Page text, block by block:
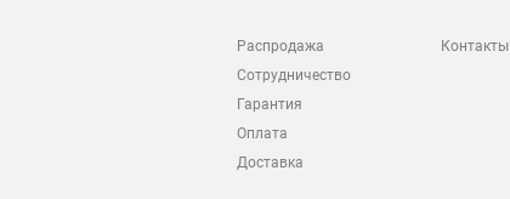
Распродажа
Сотрудничество
Гарантия
Оплата
Доставка
Контакты